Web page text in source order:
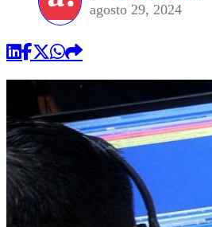
agosto 29, 2024